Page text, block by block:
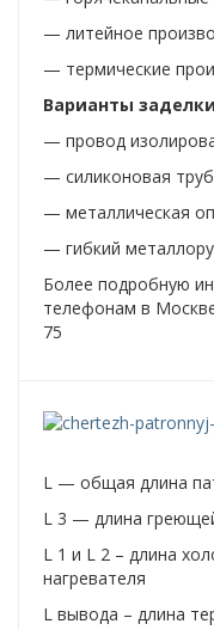
— литейное
— термические
Варианты
— провод
— силиконовая
— металлическая
— гибкий
Более подробную
телефонам в
75
L — общая длина
L 3 — длина
L 1 и L 2 – длина
нагревателя
L вывода – длина